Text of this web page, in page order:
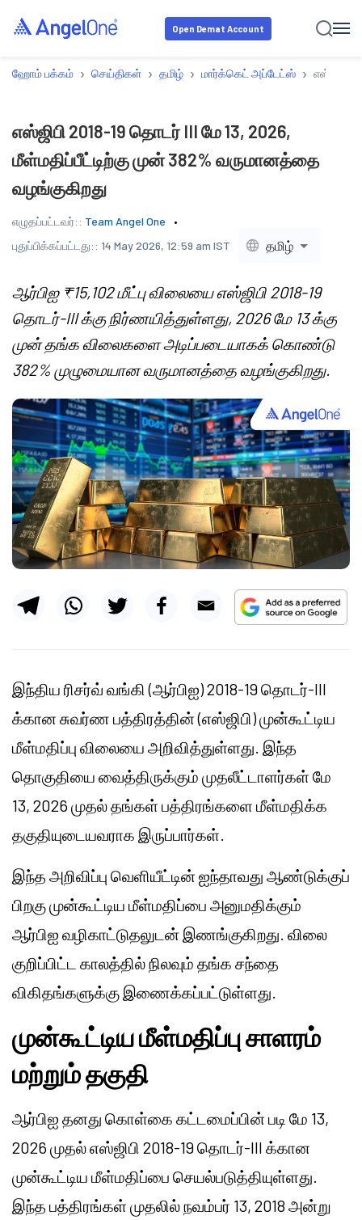
Open Demat Account
ஹோம் பக்கம் › செய்திகள் › தமிழ் › மார்க்கெட் அப்டேட்ஸ் › எஸ்ஜிபி
எஸ்ஜிபி 2018-19 தொடர் III மே 13, 2026,
மீள்மதிப்பீட்டிற்கு முன் 382% வருமானத்தை
வழங்குகிறது
எழுதப்பட்டவர்:: Team Angel One
புதுப்பிக்கப்பட்டது:: 14 May 2026, 12:59 am IST தமிழ்
ஆர்பிஐ ₹15,102 மீட்பு விலையை எஸ்ஜிபி 2018-19
தொடர்-III க்கு நிர்ணயித்துள்ளது, 2026 மே 13 க்கு
முன் தங்க விலைகளை அடிப்படையாகக் கொண்டு
382% முழுமையான வருமானத்தை வழங்குகிறது.
இந்திய ரிசர்வ் வங்கி (ஆர்பிஐ) 2018-19 தொடர்-III
க்கான சுவர்ண பத்திரத்தின் (எஸ்ஜிபி) முன்கூட்டிய
மீள்மதிப்பு விலையை அறிவித்துள்ளது. இந்த
தொகுதியை வைத்திருக்கும் முதலீட்டாளர்கள் மே
13, 2026 முதல் தங்கள் பத்திரங்களை மீள்மதிக்க
தகுதியுடையவராக இருப்பார்கள்.
இந்த அறிவிப்பு வெளியீட்டின் ஐந்தாவது ஆண்டுக்குப்
பிறகு முன்கூட்டிய மீள்மதிப்பை அனுமதிக்கும்
ஆர்பிஐ வழிகாட்டுதலுடன் இணங்குகிறது. விலை
குறிப்பிட்ட காலத்தில் நிலவும் தங்க சந்தை
விகிதங்களுக்கு இணைக்கப்பட்டுள்ளது.
முன்கூட்டிய மீள்மதிப்பு சாளரம்
மற்றும் தகுதி
ஆர்பிஐ தனது கொள்கை கட்டமைப்பின் படி மே 13,
2026 முதல் எஸ்ஜிபி 2018-19 தொடர்-III க்கான
முன்கூட்டிய மீள்மதிப்பை செயல்படுத்தியுள்ளது.
இந்த பத்திரங்கள் முதலில் நவம்பர் 13, 2018 அன்று